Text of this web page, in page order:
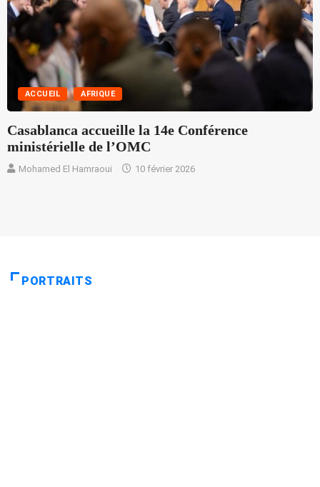
ACCUEIL AFRIQUE
Casablanca accueille la 14e Conférence
ministérielle de l’OMC
Mohamed El Hamraoui 10 février 2026
PORTRAITS